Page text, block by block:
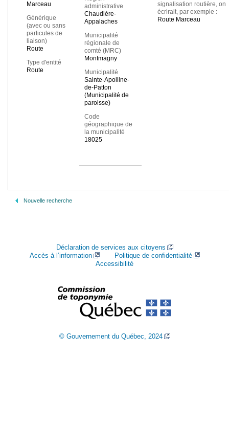
Marceau
Générique
(avec ou sans
particules de
liaison)
Route
Type d'entité
Route
administrative
Chaudière-
Appalaches
Municipalité
régionale de
comté (MRC)
Montmagny
Municipalité
Sainte-Apolline-
de-Patton
(Municipalité de
paroisse)
Code
géographique de
la municipalité
18025
signalisation routière, on
écrirait, par exemple :
Route Marceau
Nouvelle recherche
Déclaration de services aux citoyens
Accès à l’information
Politique de confidentialité
Accessibilité
© Gouvernement du Québec, 2024